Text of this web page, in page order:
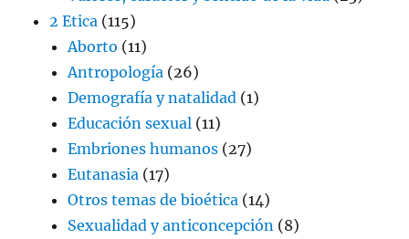
2 Etica (115)
Aborto (11)
Antropología (26)
Demografía y natalidad (1)
Educación sexual (11)
Embriones humanos (27)
Eutanasia (17)
Otros temas de bioética (14)
Sexualidad y anticoncepción (8)